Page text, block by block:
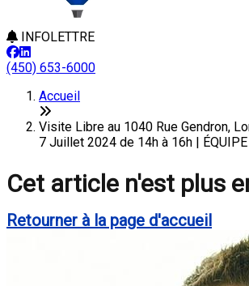
INFOLETTRE
(450) 653-6000
Accueil
Visite Libre au 1040 Rue Gendron,
7 Juillet 2024 de 14h à 16h | ÉQUIPE
Cet article n'est plus
Retourner à la page d'accueil